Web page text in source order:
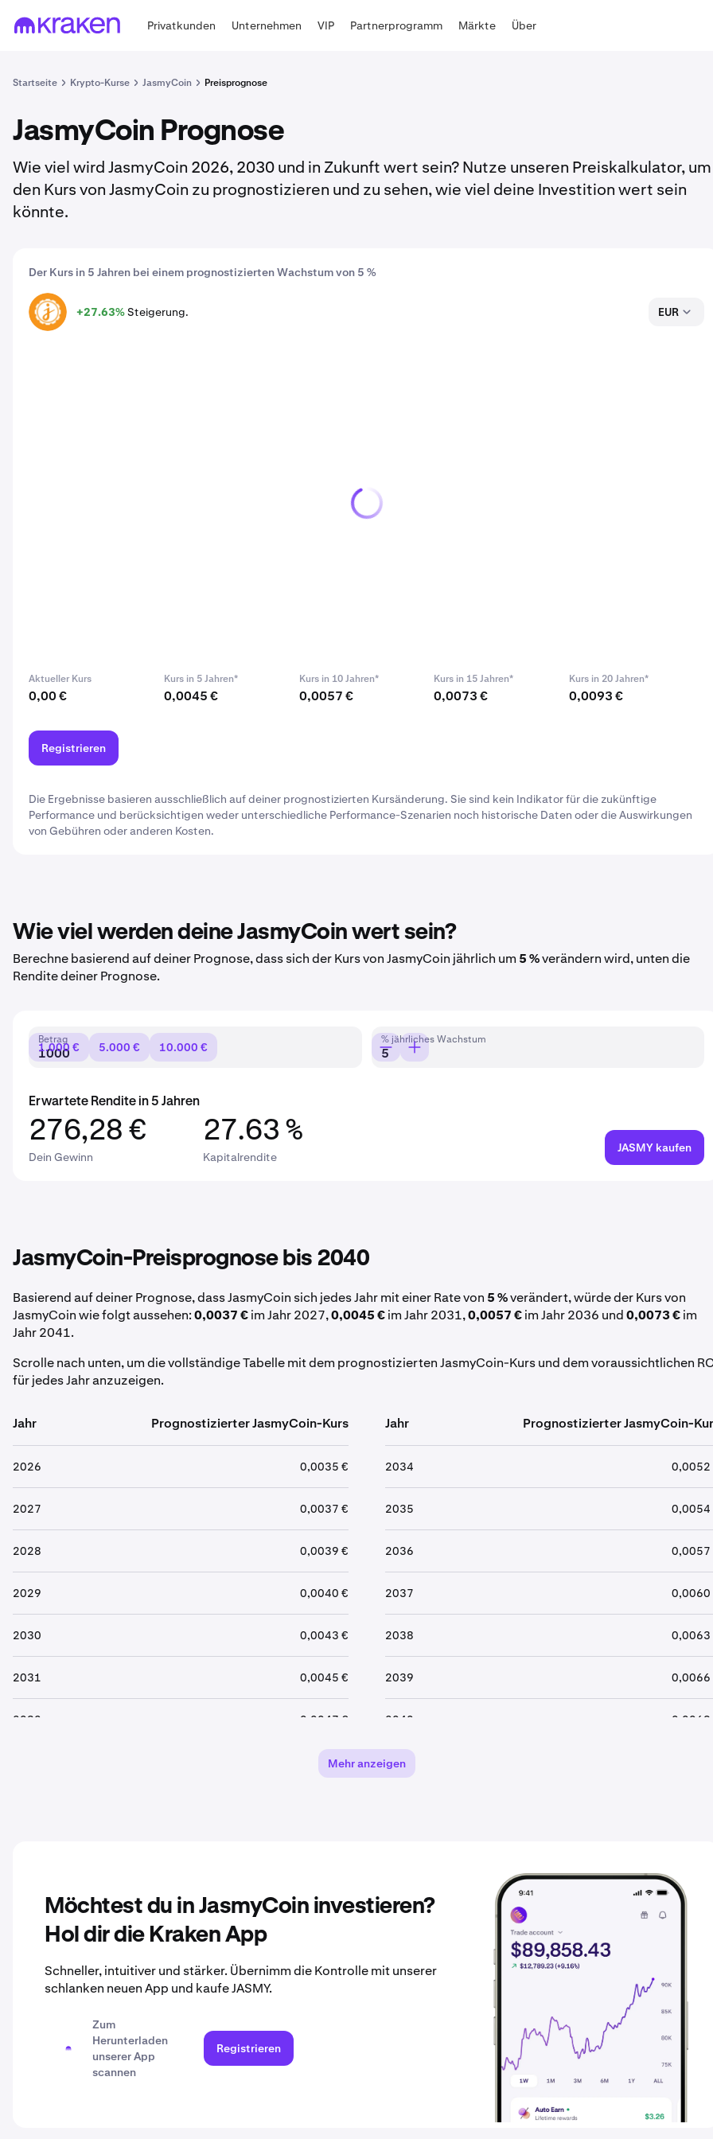
Privatkunden Unternehmen VIP Partnerprogramm Märkte Über
Startseite Krypto-Kurse JasmyCoin Preisprognose
JasmyCoin Prognose
Wie viel wird JasmyCoin 2026, 2030 und in Zukunft wert sein? Nutze unseren Preiskalkulator, um
den Kurs von JasmyCoin zu prognostizieren und zu sehen, wie viel deine Investition wert sein
könnte.
Der Kurs in 5 Jahren bei einem prognostizierten Wachstum von 5 %
JASMY +27.63%Steigerung. EUR
Aktueller Kurs
0,00 €
Kurs in 5 Jahren*
0,0045 €
Kurs in 10 Jahren*
0,0057 €
Kurs in 15 Jahren*
0,0073 €
Kurs in 20 Jahren*
0,0093 €
Registrieren
Die Ergebnisse basieren ausschließlich auf deiner prognostizierten Kursänderung. Sie sind kein Indikator für die zukünftige
Performance und berücksichtigen weder unterschiedliche Performance-Szenarien noch historische Daten oder die Auswirkungen
von Gebühren oder anderen Kosten.
Wie viel werden deine JasmyCoin wert sein?
Berechne basierend auf deiner Prognose, dass sich der Kurs von JasmyCoin jährlich um 5 %verändern wird, unten die
Rendite deiner Prognose.
Betrag
1.000 € 5.000 € 10.000 €
% jährliches Wachstum
Erwartete Rendite in 5 Jahren
276,28 €
Dein Gewinn
27.63 %
Kapitalrendite
JASMY kaufen
JasmyCoin-Preisprognose bis 2040
Basierend auf deiner Prognose, dass JasmyCoin sich jedes Jahr mit einer Rate von 5 %verändert, würde der Kurs von
JasmyCoin wie folgt aussehen:0,0037 €im Jahr 2027,0,0045 €im Jahr 2031,0,0057 €im Jahr 2036 und0,0073 €im
Jahr 2041.
Scrolle nach unten, um die vollständige Tabelle mit dem prognostizierten JasmyCoin-Kurs und dem voraussichtlichen
für jedes Jahr anzuzeigen.
Jahr Prognostizierter JasmyCoin-Kurs
2026 0,0035 €
2027 0,0037 €
2028 0,0039 €
2029 0,0040 €
2030 0,0043 €
2031 0,0045 €
2032 0,0047 €
0,0049 €
Jahr Prognostizierter JasmyCoin-
2034 0,0052
2035 0,0054
2036 0,0057
2037 0,0060
2038 0,0063
2039 0,0066
2040 0,0069
Mehr anzeigen
Möchtest du in JasmyCoin investieren?
Hol dir die Kraken App
Schneller, intuitiver und stärker. Übernimm die Kontrolle mit unserer
schlanken neuen App und kaufe JASMY.
Zum
Herunterladen
unserer App
scannen
Registrieren